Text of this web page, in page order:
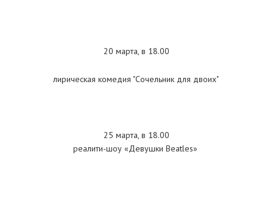
20 марта, в 18.00
лирическая комедия "Сочельник для двоих"
25 марта, в 18.00
реалити-шоу «Девушки Beatles»